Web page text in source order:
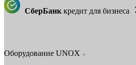
СберБанк кредит для бизнеса
Оборудование UNOX